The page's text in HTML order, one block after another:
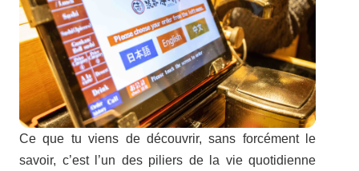
Ce que tu viens de découvrir, sans forcément le
savoir, c’est l’un des piliers de la vie quotidienne